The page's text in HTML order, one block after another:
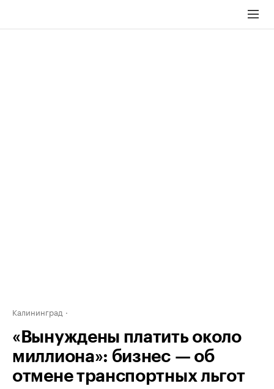
Калининград
«Вынуждены платить около
миллиона»: бизнес — об
отмене транспортных льгот